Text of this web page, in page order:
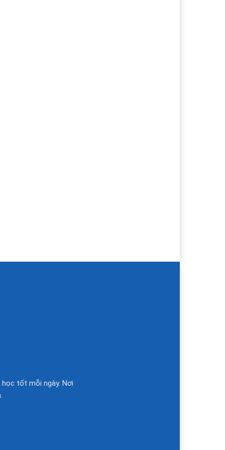
học tốt mỗi ngày. Nơi